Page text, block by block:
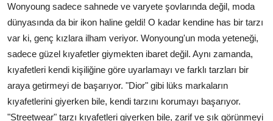
Wonyoung sadece sahnede ve varyete şovlarında değil, moda
dünyasında da bir ikon haline geldi! O kadar kendine has bir tarzı
var ki, genç kızlara ilham veriyor. Wonyoung'un moda yeteneği,
sadece güzel kıyafetler giymekten ibaret değil. Aynı zamanda,
kıyafetleri kendi kişiliğine göre uyarlamayı ve farklı tarzları bir
araya getirmeyi de başarıyor. "Dior" gibi lüks markaların
kıyafetlerini giyerken bile, kendi tarzını korumayı başarıyor.
"Streetwear" tarzı kıyafetleri giyerken bile, zarif ve şık görünmeyi